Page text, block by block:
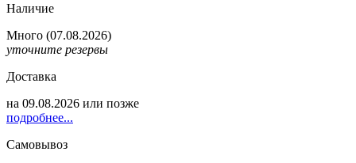
Наличие
Много (07.08.2026)
уточните резервы
Доставка
на 09.08.2026 или позже
подробнее...
Самовывоз